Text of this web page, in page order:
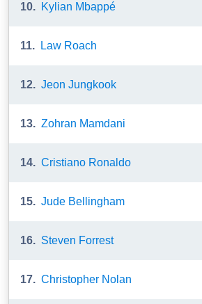
10. Kylian Mbappé
11. Law Roach
12. Jeon Jungkook
13. Zohran Mamdani
14. Cristiano Ronaldo
15. Jude Bellingham
16. Steven Forrest
17. Christopher Nolan